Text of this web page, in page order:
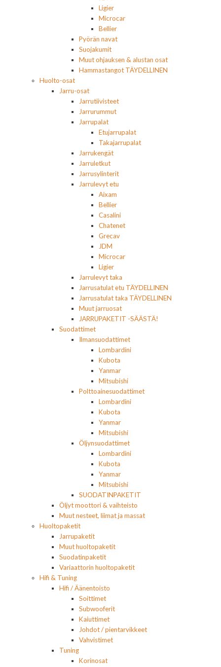
Ligier
Microcar
Bellier
Pyörän navat
Suojakumit
Muut ohjauksen & alustan osat
Hammastangot TÄYDELLINEN
Huolto-osat
Jarru-osat
Jarrutiivisteet
Jarrurummut
Jarrupalat
Etujarrupalat
Takajarrupalat
Jarrukengät
Jarruletkut
Jarrusylinterit
Jarrulevyt etu
Aixam
Bellier
Casalini
Chatenet
Grecav
JDM
Microcar
Ligier
Jarrulevyt taka
Jarrusatulat etu TÄYDELLINEN
Jarrusatulat taka TÄYDELLINEN
Muut jarruosat
JARRUPAKETIT -SÄÄSTÄ!
Suodattimet
Ilmansuodattimet
Lombardini
Kubota
Yanmar
Mitsubishi
Polttoainesuodattimet
Lombardini
Kubota
Yanmar
Mitsubishi
Öljynsuodattimet
Lombardini
Kubota
Yanmar
Mitsubishi
SUODATINPAKETIT
Öljyt moottori & vaihteisto
Muut nesteet, liimat ja massat
Huoltopaketit
Jarrupaketit
Muut huoltopaketit
Suodatinpaketit
Variaattorin huoltopaketit
Hifi & Tuning
Hifi / Äänentoisto
Soittimet
Subwooferit
Kaiuttimet
Johdot / pientarvikkeet
Vahvistimet
Tuning
Korinosat